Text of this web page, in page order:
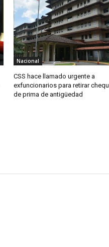
Nacional
CSS hace llamado urgente a
exfuncionarios para retirar
de prima de antigüedad